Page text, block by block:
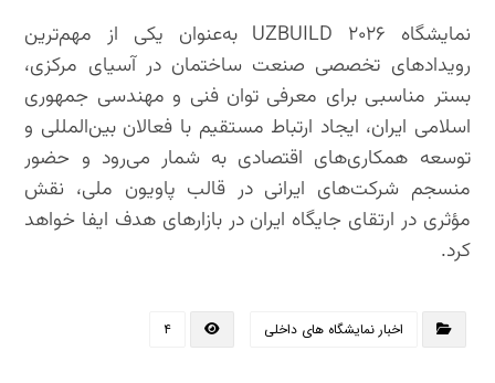
نمایشگاه UZBUILD ۲۰۲۶ به‌عنوان یکی از مهم‌ترین
رویدادهای تخصصی صنعت ساختمان در آسیای مرکزی،
بستر مناسبی برای معرفی توان فنی و مهندسی جمهوری
اسلامی ایران، ایجاد ارتباط مستقیم با فعالان بین‌المللی و
توسعه همکاری‌های اقتصادی به شمار می‌رود و حضور
منسجم شرکت‌های ایرانی در قالب پاویون ملی، نقش
مؤثری در ارتقای جایگاه ایران در بازارهای هدف ایفا خواهد
کرد.
اخبار نمایشگاه های داخلی ۴